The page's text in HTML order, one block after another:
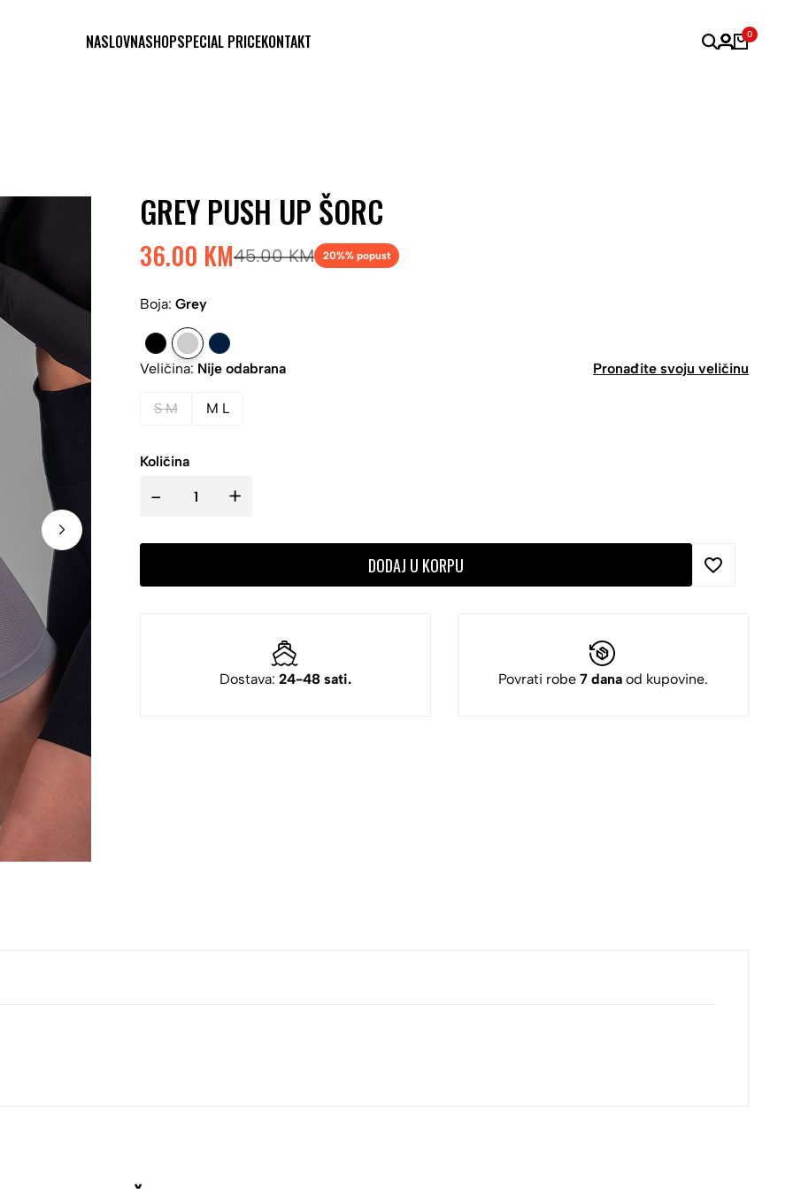
NASLOVNASHOPSPECIAL PRICEKONTAKT 0
GREY PUSH UP ŠORC
36.00 KM45.00 KM 20%% popust
Boja: Grey
Veličina: Nije odabrana Pronađite svoju veličinu
S M M L
Količina
- +
DODAJ U KORPU
Dostava: 24-48 sati. Povrati robe 7 danaod kupovine.